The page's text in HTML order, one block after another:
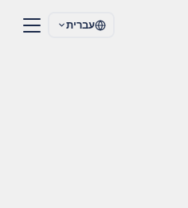
עברית